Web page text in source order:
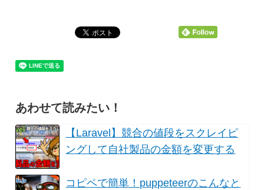
あわせて読みたい！
【Laravel】競合の値段をスクレイピ
ングして自社製品の金額を変更する
コピペで簡単！puppeteerのこんなと